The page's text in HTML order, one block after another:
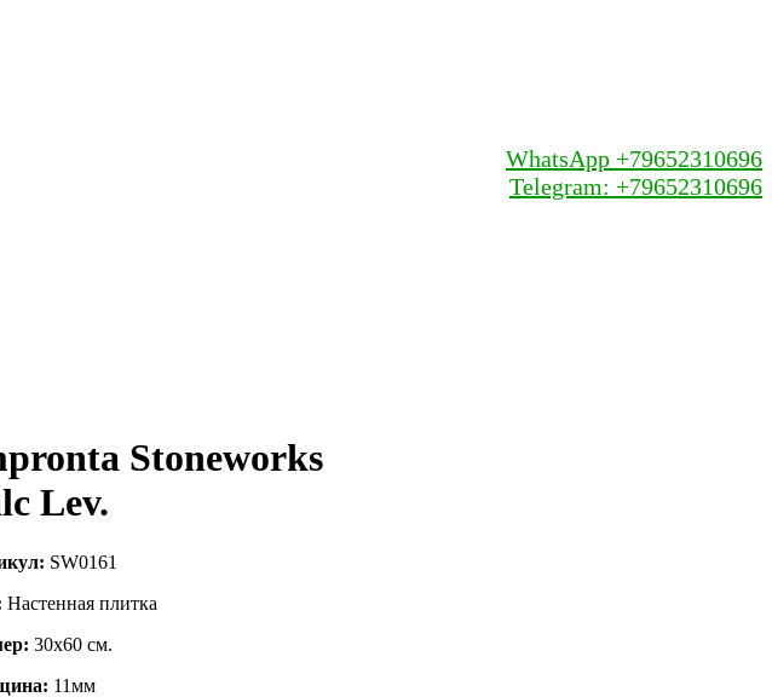
WhatsApp +79652310696
Telegram: +79652310696
Stoneworks
Lev.
SW0161
Настенная плитка
30x60 см.
11мм